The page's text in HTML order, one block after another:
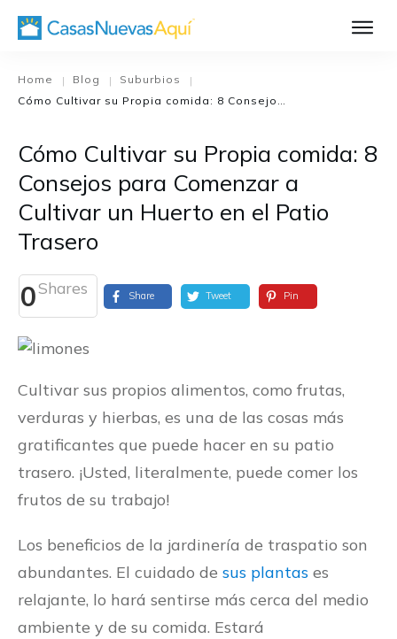
El Proceso de
Home | Blog | Suburbios
|
Cómo Cultivar su Propia comida: 8 Consejos para Comenzar a Cultivar un Huerto en el Patio Trasero
Cómo Cultivar su Propia comida: 8
Consejos para Comenzar a
Cultivar un Huerto en el Patio
Trasero
0Shares Share Tweet Pin
Cultivar sus propios alimentos, como frutas,
verduras y hierbas, es una de las cosas más
gratificantes que puede hacer en su patio
trasero. ¡Usted, literalmente, puede comer los
frutos de su trabajo!
Los beneficios de la jardinería de traspatio son
abundantes. El cuidado de sus plantas es
relajante, lo hará sentirse más cerca del medio
ambiente y de su comida. Estará